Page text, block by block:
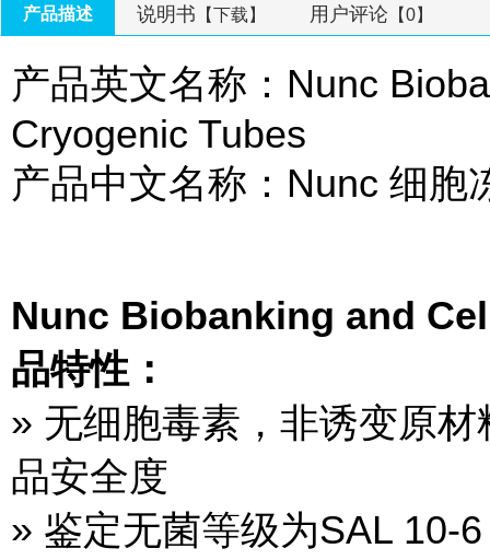
产品描述 说明书 【下载】 用户评论 【0】
产品英文名称：Nunc
Cryogenic Tubes
产品中文名称：Nunc 细胞
Nunc Biobanking and
品特性：
» 无细胞毒素，非诱变原
品安全度
» 鉴定无菌等级为SAL 10-